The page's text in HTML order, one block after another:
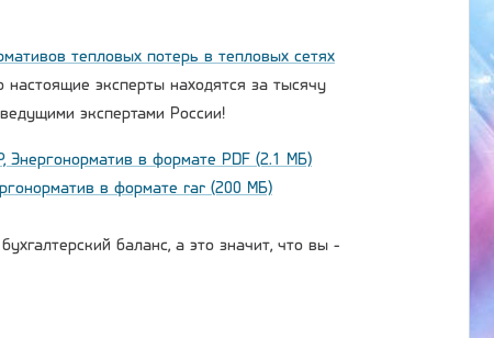
тепловых потерь в тепловых сетях
эксперты находятся за тысячу
экспертами России!
Энергонорматив в формате PDF (2.1 МБ)
в формате rar (200 МБ)
баланс, а это значит, что вы -